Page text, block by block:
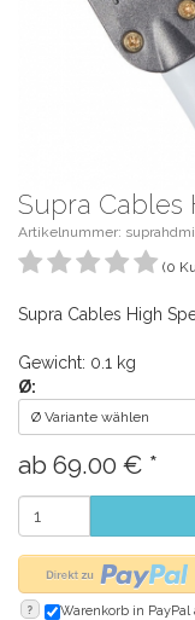
Supra Cables
Artikelnummer:
(0
Supra Cables High
Gewicht: 0.1 kg
Ø:
Ø Variante wählen
ab 69.00 € *
? Warenkorb in PayPal